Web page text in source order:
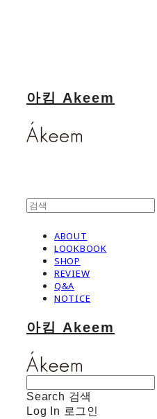
아킴 Akeem
ABOUT
LOOKBOOK
SHOP
REVIEW
Q&A
NOTICE
아킴 Akeem
Search 검색
Log In 로그인